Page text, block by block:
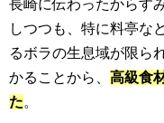
長崎に伝わったからす
しつつも、特に料亭な
るボラの生息域が限ら
かることから、 高級食
た。